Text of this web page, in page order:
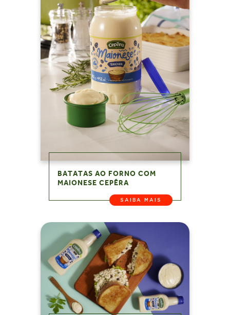
BATATAS AO FORNO COM
MAIONESE CEPÊRA
SAIBA MAIS